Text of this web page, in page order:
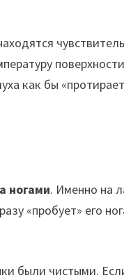
как бы
ногами. Именно на
«пробует» его
были чистыми.